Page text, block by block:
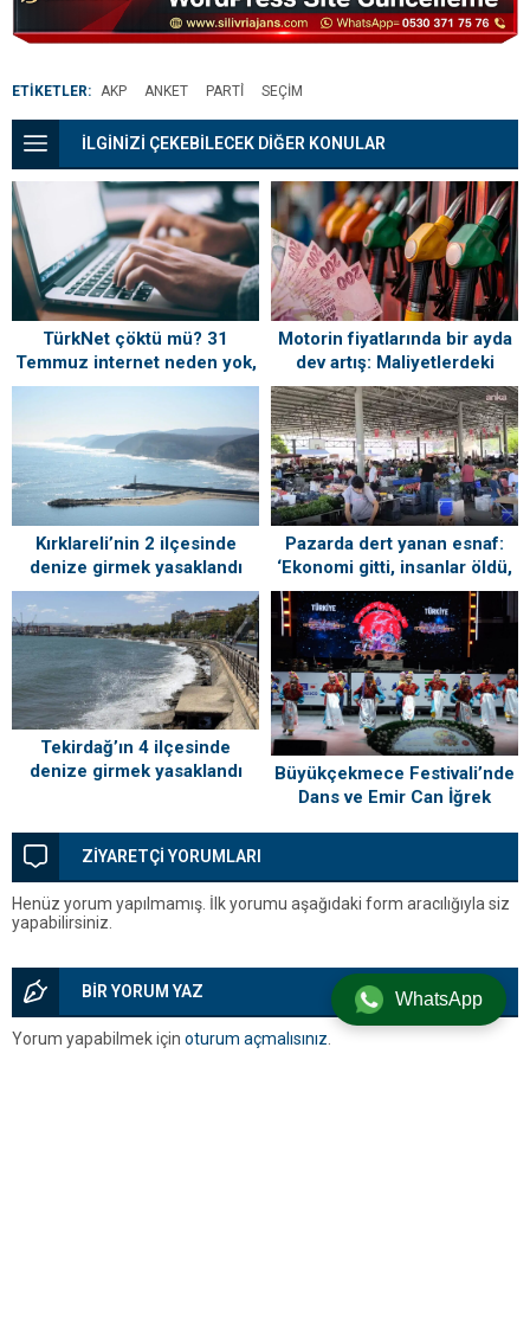
ETİKETLER: AKP ANKET PARTİ SEÇIM
İLGİNİZİ ÇEKEBİLECEK DİĞER KONULAR
TürkNet çöktü mü? 31
Temmuz internet neden yok,
ne zaman gelecek?
Motorin fiyatlarında bir ayda
dev artış: Maliyetlerdeki
yükseliş sofrayı da vuracak
Kırklareli’nin 2 ilçesinde
denize girmek yasaklandı
Pazarda dert yanan esnaf:
‘Ekonomi gitti, insanlar öldü,
kefenleyip gömecek adam
lazım’
Tekirdağ’ın 4 ilçesinde
denize girmek yasaklandı
Büyükçekmece Festivali’nde
Dans ve Emir Can İğrek
ZİYARETÇİ YORUMLARI
Henüz yorum yapılmamış. İlk yorumu aşağıdaki form aracılığıyla siz
yapabilirsiniz.
BİR YORUM YAZ
Yorum yapabilmek için oturum açmalısınız
WhatsApp